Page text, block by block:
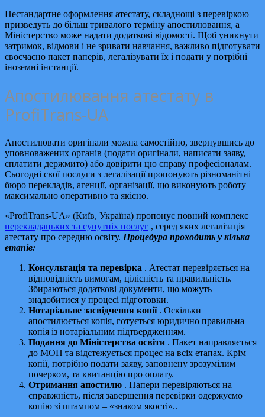
Нестандартне оформлення атестату, складнощі з перевіркою
призведуть до більш тривалого терміну апостилювання, а
Міністерство може надати додаткові відомості. Щоб уникнути
затримок, відмови і не зривати навчання, важливо підготувати
своєчасно пакет паперів, легалізувати їх і подати у потрібні
іноземні інстанції.
Апостилювання атестату в
ProfiTrans-UA
Апостилювати оригінали можна самостійно, звернувшись до
уповноважених органів (подати оригінали, написати заяву,
сплатити держмито) або довірити цю справу професіоналам.
Сьогодні свої послуги з легалізації пропонують різноманітні
бюро перекладів, агенції, організації, що виконують роботу
максимально оперативно та якісно.
«ProfiTrans-UA» (Київ, Україна) пропонує повний комплекс
перекладацьких та супутніх послуг , серед яких легалізація
атестату про середню освіту. Процедура проходить у кілька
етапів:
Консультація та перевірка . Атестат перевіряється на
відповідність вимогам, цілісність та правильність.
Збираються додаткові документи, що можуть
знадобитися у процесі підготовки.
Нотаріальне засвідчення копії. Оскільки
апостилюється копія, готується юридично правильна
копія із нотаріальним підтвердженням.
Подання до Міністерства освіти . Пакет направляється
до МОН та відстежується процес на всіх етапах. Крім
копії, потрібно подати заяву, заповнену зрозумілим
почерком, та квитанцію про оплату.
Отримання апостилю . Папери перевіряються на
справжність, після завершення перевірки одержуємо
копію зі штампом – «знаком якості»..